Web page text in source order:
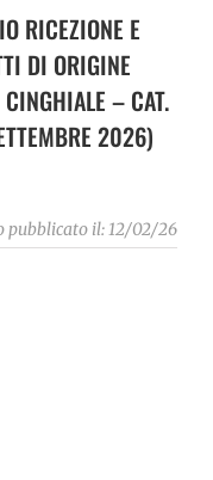
RICEZIONE E
DI ORIGINE
– CAT.
2026)
pubblicato il: 12/02/26